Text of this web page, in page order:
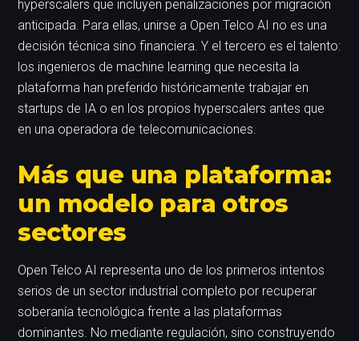
hyperscalers que incluyen penalizaciones por migración
anticipada. Para ellas, unirse a Open Telco AI no es una
decisión técnica sino financiera. Y el tercero es el talento:
los ingenieros de machine learning que necesita la
plataforma han preferido históricamente trabajar en
startups de IA o en los propios hyperscalers antes que
en una operadora de telecomunicaciones.
Más que una plataforma:
un modelo para otros
sectores
Open Telco AI representa uno de los primeros intentos
serios de un sector industrial completo por recuperar
soberanía tecnológica frente a las plataformas
dominantes. No mediante regulación, sino construyendo